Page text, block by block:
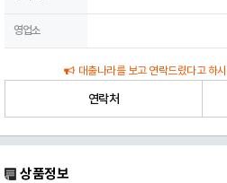
영업소
대출나라를 보고 연락드렸다고 하
연락처
상품정보